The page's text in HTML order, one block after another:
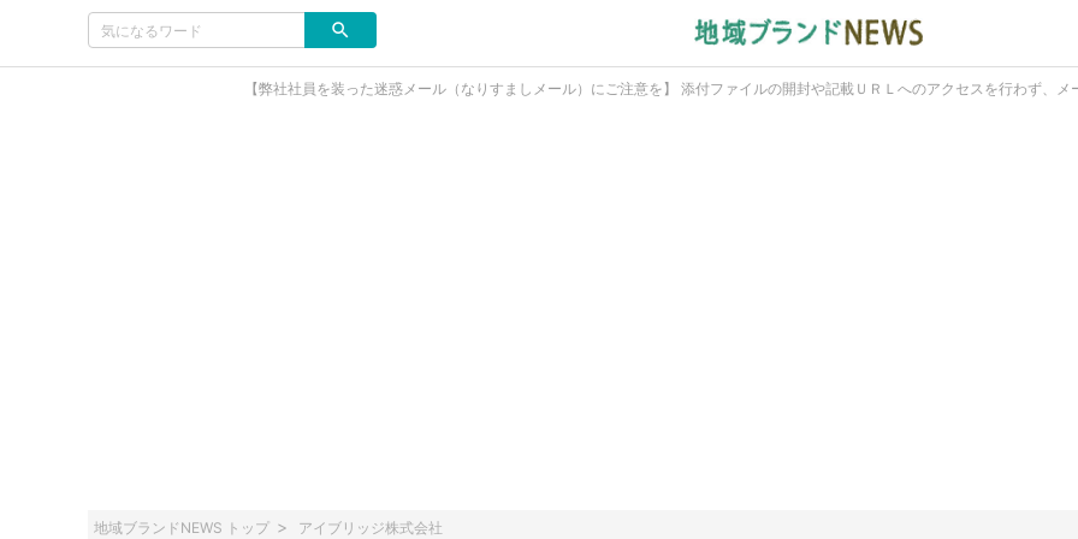
【弊社社員を装った迷惑メール（なりすましメール）にご注意を】 添付ファイルの開封や記載ＵＲＬへのアクセスを行わず、メ
地域ブランドNEWS トップ アイブリッジ株式会社